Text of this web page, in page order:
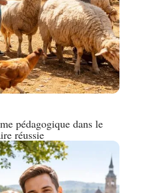
pédagogique dans le
réussie